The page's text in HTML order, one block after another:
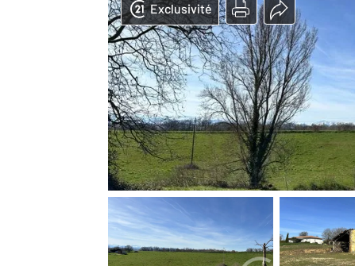
Exclusivité